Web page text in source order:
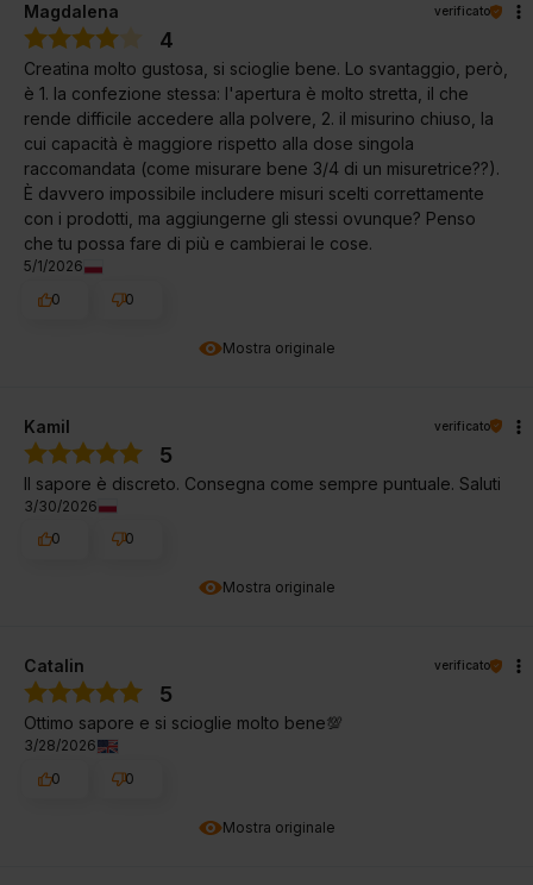
Mostra originale
Magdalena verificato
4
Creatina molto gustosa, si scioglie bene. Lo svantaggio, però,
è 1. la confezione stessa: l'apertura è molto stretta, il che
rende difficile accedere alla polvere, 2. il misurino chiuso, la
cui capacità è maggiore rispetto alla dose singola
raccomandata (come misurare bene 3/4 di un misuretrice??).
È davvero impossibile includere misuri scelti correttamente
con i prodotti, ma aggiungerne gli stessi ovunque? Penso
che tu possa fare di più e cambierai le cose.
5/1/2026
0
0
Mostra originale
Kamil verificato
5
Il sapore è discreto. Consegna come sempre puntuale. Saluti
3/30/2026
0
0
Mostra originale
Catalin verificato
5
Ottimo sapore e si scioglie molto bene💯
3/28/2026
0
0